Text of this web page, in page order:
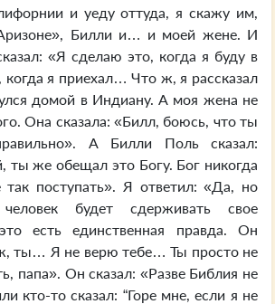
и уеду оттуда, я скажу им,
Билли и… и моей жене. И
«Я сделаю это, когда я буду в
когда я приехал… Что ж, я рассказал
домой в Индиану. А моя жена не
Она сказала: «Билл, боюсь, что ты
А Билли Поль сказал:
ты же обещал это Богу. Бог никогда
так поступать». Я ответил: «Да, но
человек будет сдерживать свое
есть единственная правда. Он
ты… Я не верю тебе… Ты просто не
папа». Он сказал: «Разве Библия не
кто-то сказал: “Горе мне, если я не